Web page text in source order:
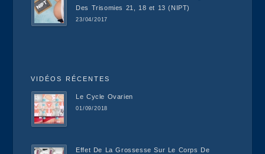
Des Trisomies 21, 18 et 13 (NIPT)
23/04/2017
VIDÉOS RÉCENTES
Le Cycle Ovarien
01/09/2018
Effet De La Grossesse Sur Le Corps De